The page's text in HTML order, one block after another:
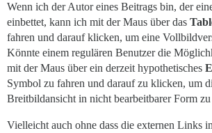
Wenn ich der Autor eines Beitrags bin, der
einbettet, kann ich mit der Maus über das
fahren und darauf klicken, um eine
Könnte einem regulären Benutzer die
mit der Maus über ein derzeit hypothetisches
Symbol zu fahren und darauf zu klicken, um
Breitbildansicht in nicht bearbeitbarer Form zu
Vielleicht auch ohne dass die externen Links